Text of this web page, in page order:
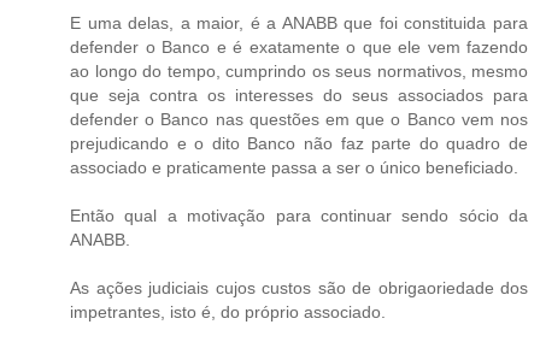
E uma delas, a maior, é a ANABB que foi constituida para
defender o Banco e é exatamente o que ele vem fazendo
ao longo do tempo, cumprindo os seus normativos, mesmo
que seja contra os interesses do seus associados para
defender o Banco nas questões em que o Banco vem nos
prejudicando e o dito Banco não faz parte do quadro de
associado e praticamente passa a ser o único beneficiado.
Então qual a motivação para continuar sendo sócio da
ANABB.
As ações judiciais cujos custos são de obrigaoriedade dos
impetrantes, isto é, do próprio associado.